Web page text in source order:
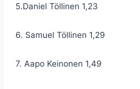
5.Daniel Töllinen 1,23
6. Samuel Töllinen 1,29
7. Aapo Keinonen 1,49